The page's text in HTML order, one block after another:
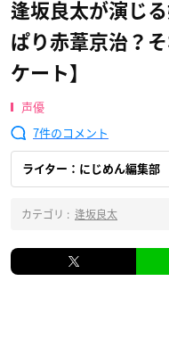
逢坂良太が演じ
ぱり赤葦京治？
ケート】
声優
7
ライター：にじめん編集部
カテゴリ : 逢坂良太